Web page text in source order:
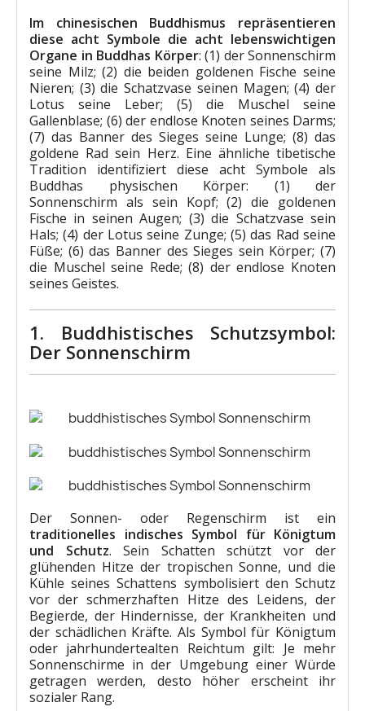
Im chinesischen Buddhismus repräsentieren
diese acht Symbole die acht lebenswichtigen
Organe in Buddhas Körper: (1) der Sonnenschirm
seine Milz; (2) die beiden goldenen Fische seine
Nieren; (3) die Schatzvase seinen Magen; (4) der
Lotus seine Leber; (5) die Muschel seine
Gallenblase; (6) der endlose Knoten seines Darms;
(7) das Banner des Sieges seine Lunge; (8) das
goldene Rad sein Herz. Eine ähnliche tibetische
Tradition identifiziert diese acht Symbole als
Buddhas physischen Körper: (1) der
Sonnenschirm als sein Kopf; (2) die goldenen
Fische in seinen Augen; (3) die Schatzvase sein
Hals; (4) der Lotus seine Zunge; (5) das Rad seine
Füße; (6) das Banner des Sieges sein Körper; (7)
die Muschel seine Rede; (8) der endlose Knoten
seines Geistes.
1. Buddhistisches Schutzsymbol:
Der Sonnenschirm
Der Sonnen- oder Regenschirm ist ein
traditionelles indisches Symbol für Königtum
und Schutz. Sein Schatten schützt vor der
glühenden Hitze der tropischen Sonne, und die
Kühle seines Schattens symbolisiert den Schutz
vor der schmerzhaften Hitze des Leidens, der
Begierde, der Hindernisse, der Krankheiten und
der schädlichen Kräfte. Als Symbol für Königtum
oder jahrhundertealten Reichtum gilt: Je mehr
Sonnenschirme in der Umgebung einer Würde
getragen werden, desto höher erscheint ihr
sozialer Rang.